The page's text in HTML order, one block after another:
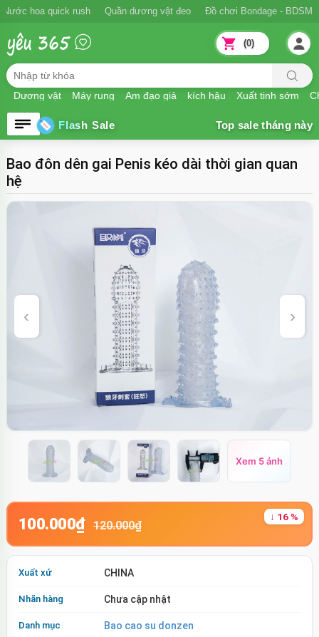
Nước hoa quick rush Quần dương vật đeo Đồ chơi Bondage - BDSM
Dương vật Máy rung Âm đạo giả kích hậu Xuất tinh sớm
(0)
Flash Sale
Bao đôn dên gai Penis kéo dài thời gian quan
hệ
Xem 5 ảnh
100.000₫ 120.000₫
↓ 16 %
Xuất xứ CHINA
Nhãn hàng Chưa cập nhật
Danh mục Bao cao su donzen